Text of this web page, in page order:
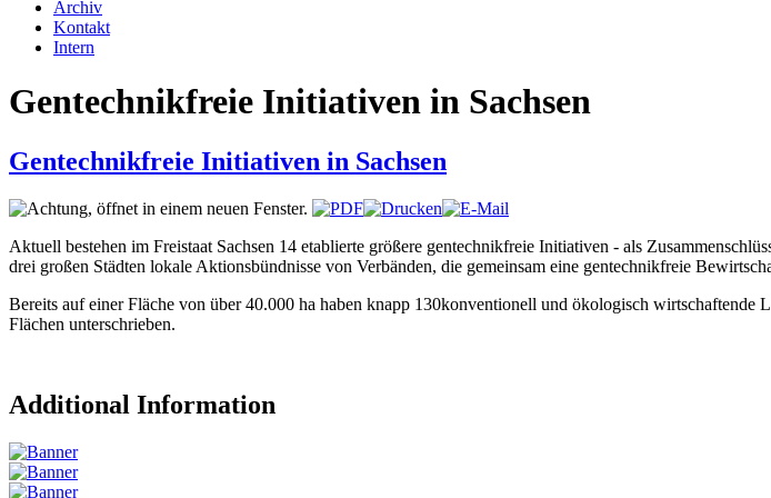
Archiv
Kontakt
Intern
Gentechnikfreie Initiativen in Sachsen
Gentechnikfreie Initiativen in Sachsen
Aktuell bestehen im Freistaat Sachsen 14 etablierte größere gentechnikfreie Initiativen - als
drei großen Städten lokale Aktionsbündnisse von Verbänden, die gemeinsam eine gentechnikfreie
Bereits auf einer Fläche von über 40.000 ha haben knapp 130konventionell und ökologisch
Flächen unterschrieben.
Additional Information